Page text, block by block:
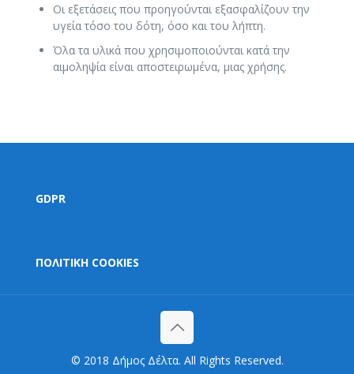
Οι εξετάσεις που προηγούνται εξασφαλίζουν την
υγεία τόσο του δότη, όσο και του λήπτη.
Όλα τα υλικά που χρησιμοποιούνται κατά την
αιμοληψία είναι αποστειρωμένα, μιας χρήσης.
GDPR
ΠΟΛΙΤΙΚΗ COOKIES
© 2018 Δήμος Δέλτα. All Rights Reserved.